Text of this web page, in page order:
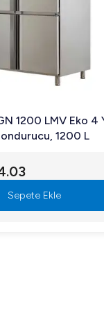
yapısı, hijyen
gücünde
1200 LMV Eko 4
1200 L
Sepete Ekle